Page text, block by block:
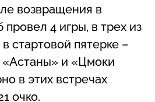
возвращения в
провел 4 игры, в трех из
стартовой пятерке –
и «Цмоки
в этих встречах
очко.